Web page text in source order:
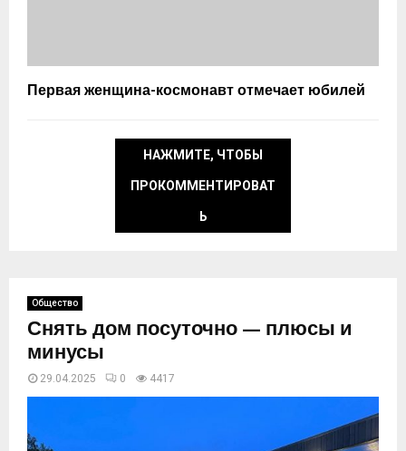
Первая женщина-космонавт отмечает юбилей
НАЖМИТЕ, ЧТОБЫ
ПРОКОММЕНТИРОВАТ
Ь
Общество
Снять дом посуточно — плюсы и
минусы
29.04.2025 0 4418